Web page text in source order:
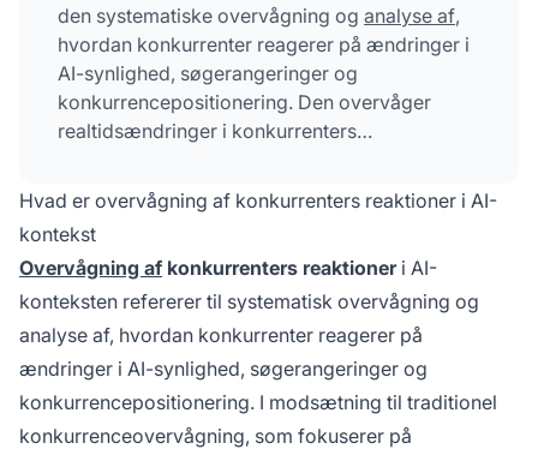
den systematiske overvågning og analyse af,
hvordan konkurrenter reagerer på ændringer i
AI-synlighed, søgerangeringer og
konkurrencepositionering. Den overvåger
realtidsændringer i konkurrenters
positionering på AI-platforme som ChatGPT,
Perplexity og Google AI Overviews. Denne
specialiserede tilgang gør det muligt for
organisationer at forudse konkurrenters træk
og proaktivt justere deres egne AI-
synlighedsstrategier. Det er essentielt for at
bevare en konkurrencefordel i det AI-drevne
søgelandskab.
Hvad er overvågning af konkurrenters reaktioner i AI-
kontekst
Overvågning af konkurrenters reaktioneri AI-
konteksten refererer til systematisk overvågning og
analyse af, hvordan konkurrenter reagerer på
ændringer i AI-synlighed, søgerangeringer og
konkurrencepositionering. I modsætning til traditionel
konkurrenceovervågning, som fokuserer på